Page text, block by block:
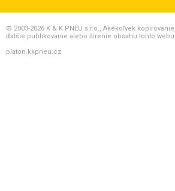
© 2003-2026 K & K PNEU s.r.o., Akékoľvek kopírovanie,
ďalšie publikovanie alebo šírenie obsahu tohto webu
platon.kkpneu.cz